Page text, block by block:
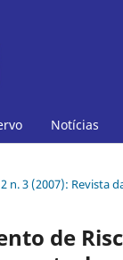
Notícias
n. 3 (2007): Revista
de